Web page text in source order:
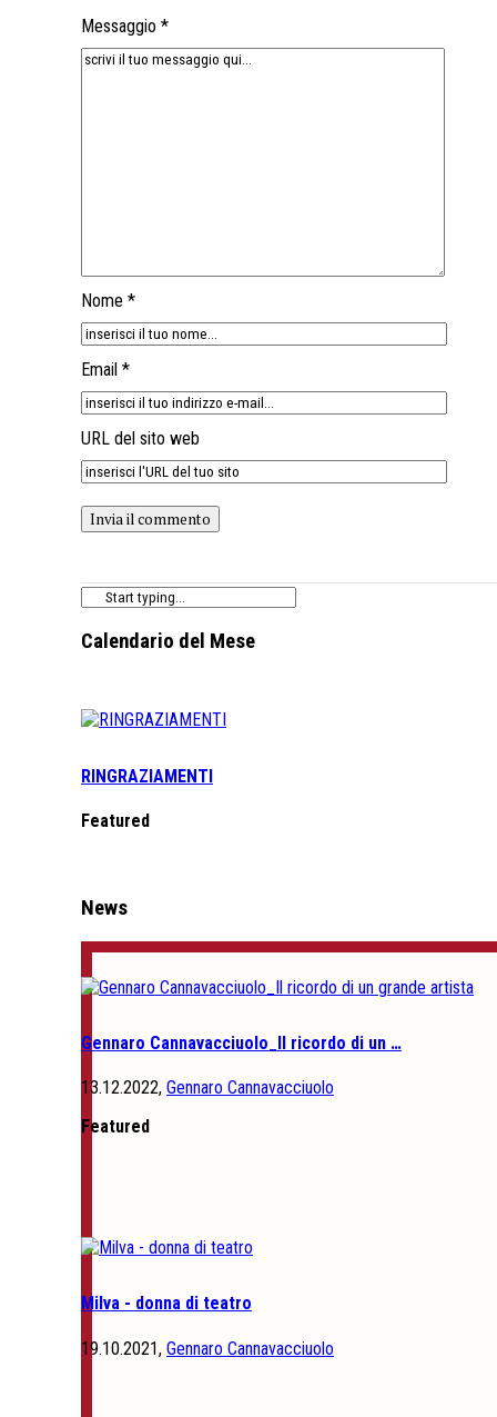
Messaggio *
Nome *
Email *
URL del sito web
Calendario del Mese
RINGRAZIAMENTI
Featured
News
Gennaro Cannavacciuolo_Il ricordo di un …
13.12.2022, Gennaro Cannavacciuolo
Featured
Milva - donna di teatro
19.10.2021, Gennaro Cannavacciuolo